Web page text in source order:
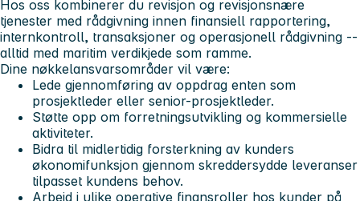
Hos oss kombinerer du revisjon og revisjonsnære
tjenester med rådgivning innen finansiell rapportering,
internkontroll, transaksjoner og operasjonell rådgivning --
alltid med maritim verdikjede som ramme.
Dine nøkkelansvarsområder vil være:
Lede gjennomføring av oppdrag enten som
prosjektleder eller senior-prosjektleder.
Støtte opp om forretningsutvikling og kommersielle
aktiviteter.
Bidra til midlertidig forsterkning av kunders
økonomifunksjon gjennom skreddersydde leveranser
tilpasset kundens behov.
Arbeid i ulike operative finansroller hos kunder på